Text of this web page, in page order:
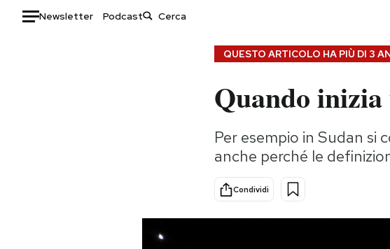
Newsletter Podcast
Consumismi
Storie/Idee
Ok Boomer!
Media
QUESTO ARTICOLO HA PIÙ DI 3
Quando
Per esempio in Sudan si
anche perché le
Condividi